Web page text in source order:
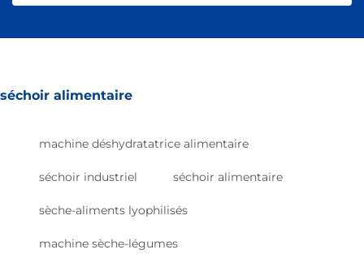
séchoir alimentaire
machine déshydratatrice alimentaire
séchoir industriel séchoir alimentaire
sèche-aliments lyophilisés
machine sèche-légumes